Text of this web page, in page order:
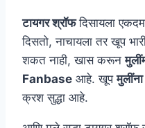
टायगर श्रॉफदिसायला
दिसतो, नाचायला तर खूप
शकत नाही, खास करून
Fanbase आहे. खूपमुलींना
क्रश सुद्धा आहे.